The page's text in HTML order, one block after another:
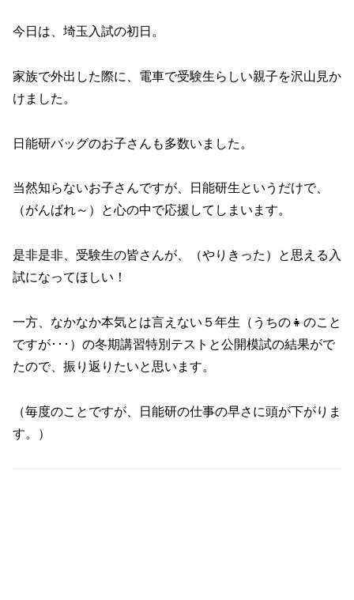
今日は、埼玉入試の初日。
家族で外出した際に、電車で受験生らしい親子を沢山見か
けました。
日能研バッグのお子さんも多数いました。
当然知らないお子さんですが、日能研生というだけで、
（がんばれ～）と心の中で応援してしまいます。
是非是非、受験生の皆さんが、（やりきった）と思える入
試になってほしい！
一方、なかなか本気とは言えない５年生（うちの👧のこと
ですが･･･）の冬期講習特別テストと公開模試の結果がで
たので、振り返りたいと思います。
（毎度のことですが、日能研の仕事の早さに頭が下がりま
す。）